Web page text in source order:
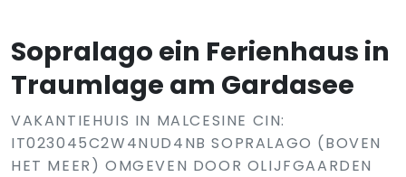
Sopralago ein Ferienhaus in
Traumlage am Gardasee
VAKANTIEHUIS IN MALCESINE CIN:
IT023045C2W4NUD4NB SOPRALAGO (BOVEN
HET MEER) OMGEVEN DOOR OLIJFGAARDEN